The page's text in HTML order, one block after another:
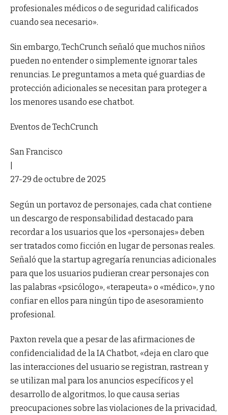
profesionales médicos o de seguridad calificados
cuando sea necesario».
Sin embargo, TechCrunch señaló que muchos niños
pueden no entender o simplemente ignorar tales
renuncias. Le preguntamos a meta qué guardias de
protección adicionales se necesitan para proteger a
los menores usando ese chatbot.
Eventos de TechCrunch
San Francisco
27-29 de octubre de 2025
Según un portavoz de personajes, cada chat contiene
un descargo de responsabilidad destacado para
recordar a los usuarios que los «personajes» deben
ser tratados como ficción en lugar de personas reales.
Señaló que la startup agregaría renuncias adicionales
para que los usuarios pudieran crear personajes con
las palabras «psicólogo», «terapeuta» o «médico», y no
confiar en ellos para ningún tipo de asesoramiento
profesional.
Paxton revela que a pesar de las afirmaciones de
confidencialidad de la IA Chatbot, «deja en claro que
las interacciones del usuario se registran, rastrean y
se utilizan mal para los anuncios específicos y el
desarrollo de algoritmos, lo que causa serias
preocupaciones sobre las violaciones de la privacidad,